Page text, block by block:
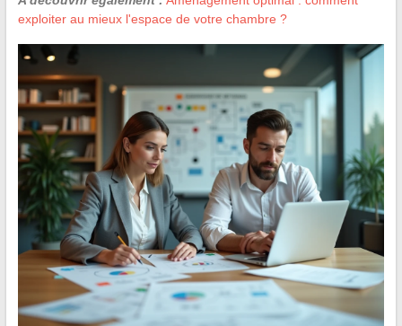
exploiter au mieux l'espace de votre chambre ?